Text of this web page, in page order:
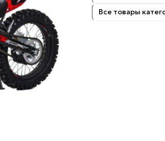
Все товары